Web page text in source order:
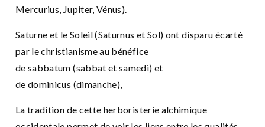
Mercurius, Jupiter, Vénus).
Saturne et le Soleil (Saturnus et Sol) ont disparu écarté
par le christianisme au bénéfice
de sabbatum (sabbat et samedi) et
de dominicus (dimanche),
La tradition de cette herboristerie alchimique